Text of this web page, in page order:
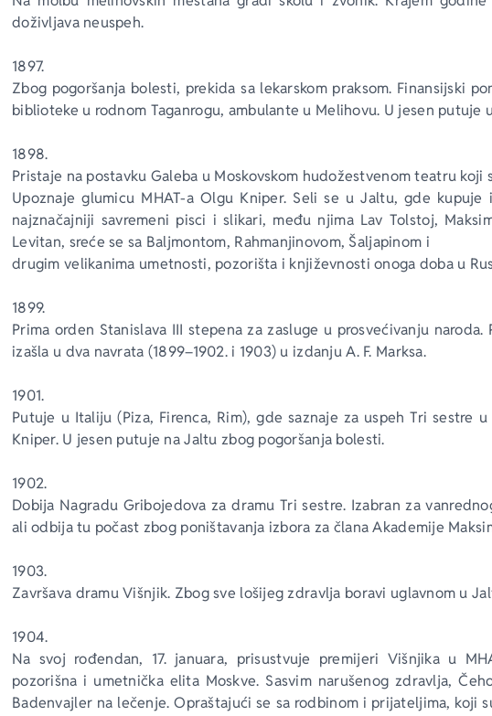
doživljava neuspeh.
1897.
Zbog pogoršanja bolesti, prekida sa lekarskom praksom. Finansijski
biblioteke u rodnom Taganrogu, ambulante u Melihovu. U jesen putuje
1898.
Pristaje na postavku Galeba u Moskovskom hudožestvenom teatru
Upoznaje glumicu MHAT-a Olgu Kniper. Seli se u Jaltu, gde
najznačajniji savremeni pisci i slikari, među njima Lav Tolstoj,
Levitan, sreće se sa Baljmontom, Rahmanjinovom, Šaljapinom i
drugim velikanima umetnosti, pozorišta i književnosti onoga doba u
1899.
Prima orden Stanislava III stepena za zasluge u prosvećivanju
izašla u dva navrata (1899–1902. i 1903) u izdanju A. F. Marksa.
1901.
Putuje u Italiju (Piza, Firenca, Rim), gde saznaje za uspeh Tri sestre
Kniper. U jesen putuje na Jaltu zbog pogoršanja bolesti.
1902.
Dobija Nagradu Gribojedova za dramu Tri sestre. Izabran za
ali odbija tu počast zbog poništavanja izbora za člana Akademije
1903.
Završava dramu Višnjik. Zbog sve lošijeg zdravlja boravi uglavnom u
1904.
Na svoj rođendan, 17. januara, prisustvuje premijeri Višnjika u
pozorišna i umetnička elita Moskve. Sasvim narušenog zdravlja,
Badenvajler na lečenje. Opraštajući se sa rodbinom i prijateljima, koji